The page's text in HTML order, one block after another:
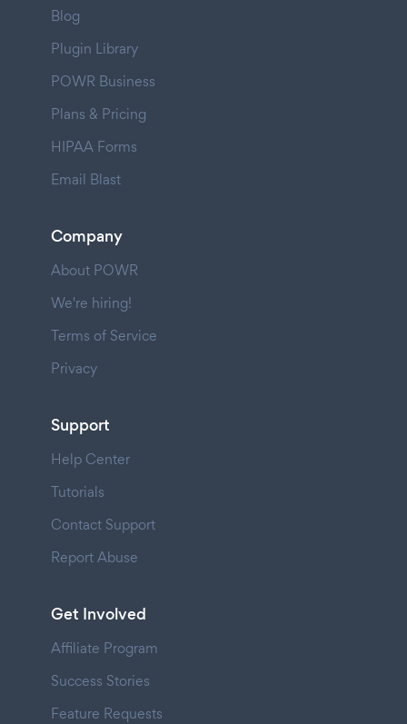
Blog
Plugin Library
POWR Business
Plans & Pricing
HIPAA Forms
Email Blast
Company
About POWR
We're hiring!
Terms of Service
Privacy
Support
Help Center
Tutorials
Contact Support
Report Abuse
Get Involved
Affiliate Program
Success Stories
Feature Requests